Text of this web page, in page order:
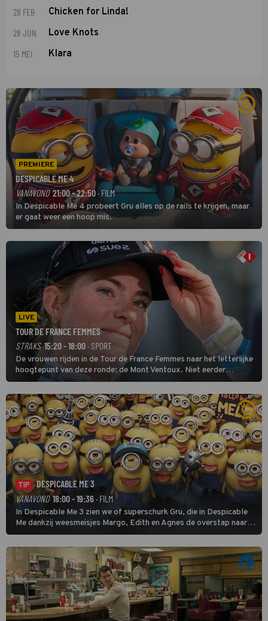
28 FEB Chicken for Linda!
28 JUN Love Knots
15 MEI Klara
PREMIERE
DESPICABLE ME 4
VANAVOND 21:00 - 22:50 · FILM
In Despicable Me 4 probeert Gru alles op de rails te krijgen, maar
er gaat weer een hoop mis.
LIVE
TOUR DE FRANCE FEMMES
STRAKS 15:20 - 18:00 · SPORT
De vrouwen rijden in de Tour de France Femmes naar het letterlijke
hoogtepunt van deze ronde: de Mont Ventoux. Niet eerder
finishten de vrouwen voor deze koers op deze kale col uit de
buitencategorie. De aanloop naar de slotklim is vlak.
TIP
DESPICABLE ME 3
VANAVOND 18:00 - 19:36· FILM
In Despicable Me 3 zien we of superschurk Gru, die in Despicable
Me dankzij weesmeisjes Margo, Edith en Agnes de overstap naar
het rechte pad maakte, ook op dat pad weet te blijven.